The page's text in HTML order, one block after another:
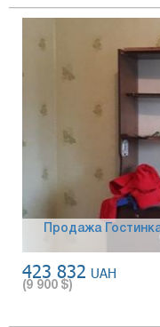
Продажа
423 832 UAH
(9 900 $)